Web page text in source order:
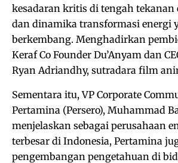
kesadaran kritis di tengah tekanan
dan dinamika transformasi energi
berkembang. Menghadirkan
Keraf Co Founder Du’Anyam dan
Ryan Adriandhy, sutradara film
Sementara itu, VP Corporate
Pertamina (Persero), Muhammad
menjelaskan sebagai perusahaan
terbesar di Indonesia, Pertamina
pengembangan pengetahuan di